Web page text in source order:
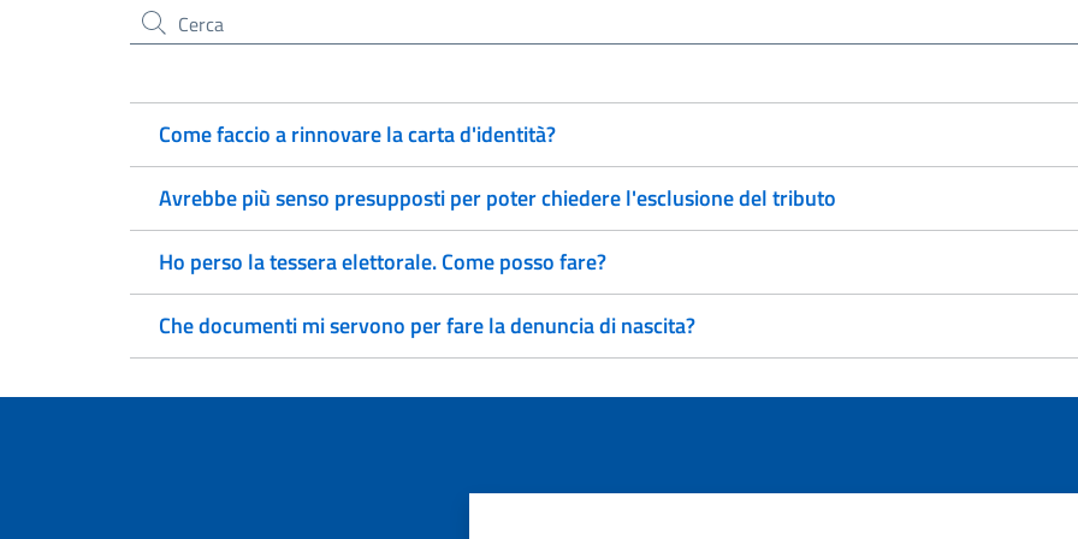
Cerca nel sito
Come faccio a rinnovare la carta d'identità?
Avrebbe più senso presupposti per poter chiedere l'esclusione del tributo
Ho perso la tessera elettorale. Come posso fare?
Che documenti mi servono per fare la denuncia di nascita?